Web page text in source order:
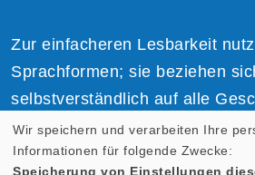
Zur einfacheren Lesbarkeit
Sprachformen; sie beziehen
selbstverständlich auf alle
Wir speichern und verarbeiten Ihre
Informationen für folgende Zwecke:
Speicherung von Einstellungen